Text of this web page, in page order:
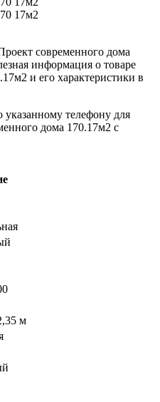
современного дома
информация о товаре
и его характеристики в
телефону для
дома 170.17м2 с
м